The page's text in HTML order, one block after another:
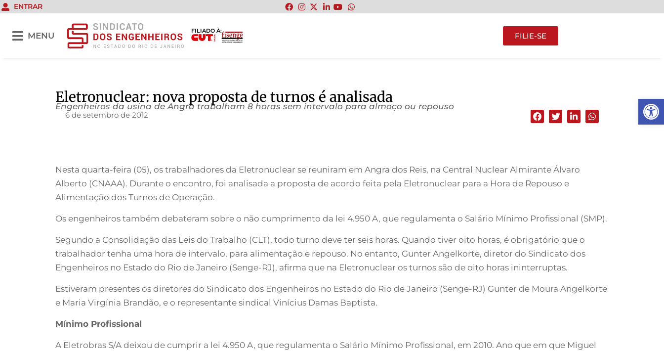
Abrir
ENTRAR
MENU
FILIADO À:
FILIE-SE
Eletronuclear: nova proposta de turnos é analisada
Engenheiros da usina de Angra trabalham 8 horas sem intervalo para almoço ou repouso
6 de setembro de 2012
Nesta quarta-feira (05), os trabalhadores da Eletronuclear se reuniram em Angra dos Reis, na Central Nuclear Almirante Álvaro
Alberto (CNAAA). Durante o encontro, foi analisada a proposta de acordo feita pela Eletronuclear para a Hora de Repouso e
Alimentação dos Turnos de Operação.
Os engenheiros também debateram sobre o não cumprimento da lei 4.950 A, que regulamenta o Salário Mínimo Profissional (SMP).
Segundo a Consolidação das Leis do Trabalho (CLT), todo turno deve ter seis horas. Quando tiver oito horas, é obrigatório que o
trabalhador tenha uma hora de intervalo, para alimentação e repouso. No entanto, Gunter Angelkorte, diretor do Sindicato dos
Engenheiros no Estado do Rio de Janeiro (Senge-RJ), afirma que na Eletronuclear os turnos são de oito horas ininterruptas.
Estiveram presentes os diretores do Sindicato dos Engenheiros no Estado do Rio de Janeiro (Senge-RJ) Gunter de Moura Angelkorte
e Maria Virgínia Brandão, e o representante sindical Vinícius Damas Baptista.
Mínimo Profissional
A Eletrobras S/A deixou de cumprir a lei 4.950 A, que regulamenta o Salário Mínimo Profissional, em 2010. Ano que em que Miguel